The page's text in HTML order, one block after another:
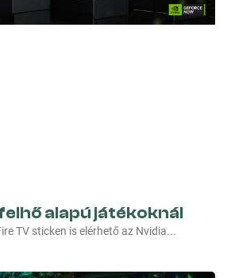
alapú játékoknál
TV sticken is elérhető az Nvidia